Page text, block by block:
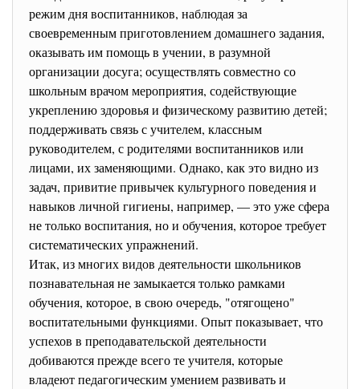
режим дня воспитанников, наблюдая за
своевременным приготовлением домашнего задания,
оказывать им помощь в учении, в разумной
организации досуга; осуществлять совместно со
школьным врачом мероприятия, содействующие
укреплению здоровья и физическому развитию детей;
поддерживать связь с учителем, классным
руководителем, с родителями воспитанников или
лицами, их заменяющими. Однако, как это видно из
задач, привитие привычек культурного поведения и
навыков личной гигиены, например, — это уже сфера
не только воспитания, но и обучения, которое требует
систематических упражнений.
Итак, из многих видов деятельности школьников
познавательная не замыкается только рамками
обучения, которое, в свою очередь, "отягощено"
воспитательными функциями. Опыт показывает, что
успехов в преподавательской деятельности
добиваются прежде всего те учителя, которые
владеют педагогическим умением развивать и